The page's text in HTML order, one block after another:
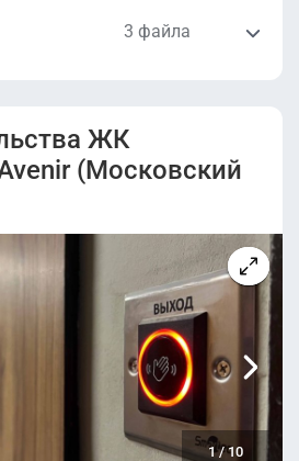
3 файла
строительство.pdf
ЖК
(Московский
1/10